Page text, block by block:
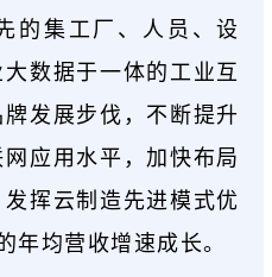
的集工厂、人员、设
数据于一体的工业互
发展步伐，不断提升
应用水平，加快布局
挥云制造先进模式优
年均营收增速成长。